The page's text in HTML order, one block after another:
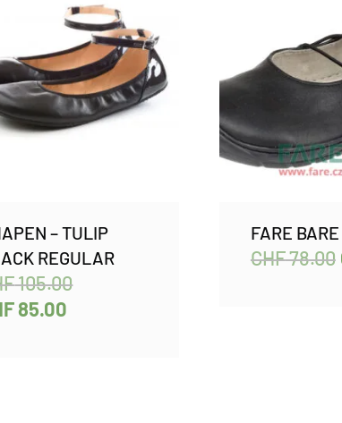
– TULIP
REGULAR
105.00
85.00
FARE BARE
CHF78.00